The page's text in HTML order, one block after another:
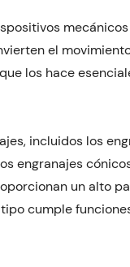
el
los hace
incluidos los
engranajes
un alto
cumple